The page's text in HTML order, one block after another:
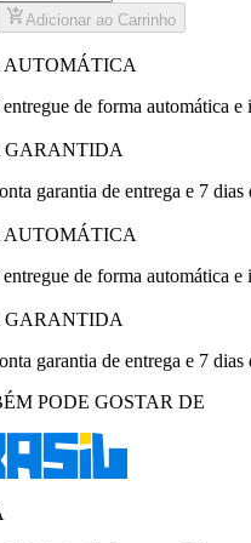
Adicionar ao Carrinho
AUTOMÁTICA
de forma automática e
GARANTIDA
garantia de entrega e 7
AUTOMÁTICA
de forma automática e
GARANTIDA
garantia de entrega e 7
PODE GOSTAR DE